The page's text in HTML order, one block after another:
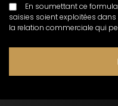
En soumettant ce
saisies soient exploitées
la relation commerciale qui